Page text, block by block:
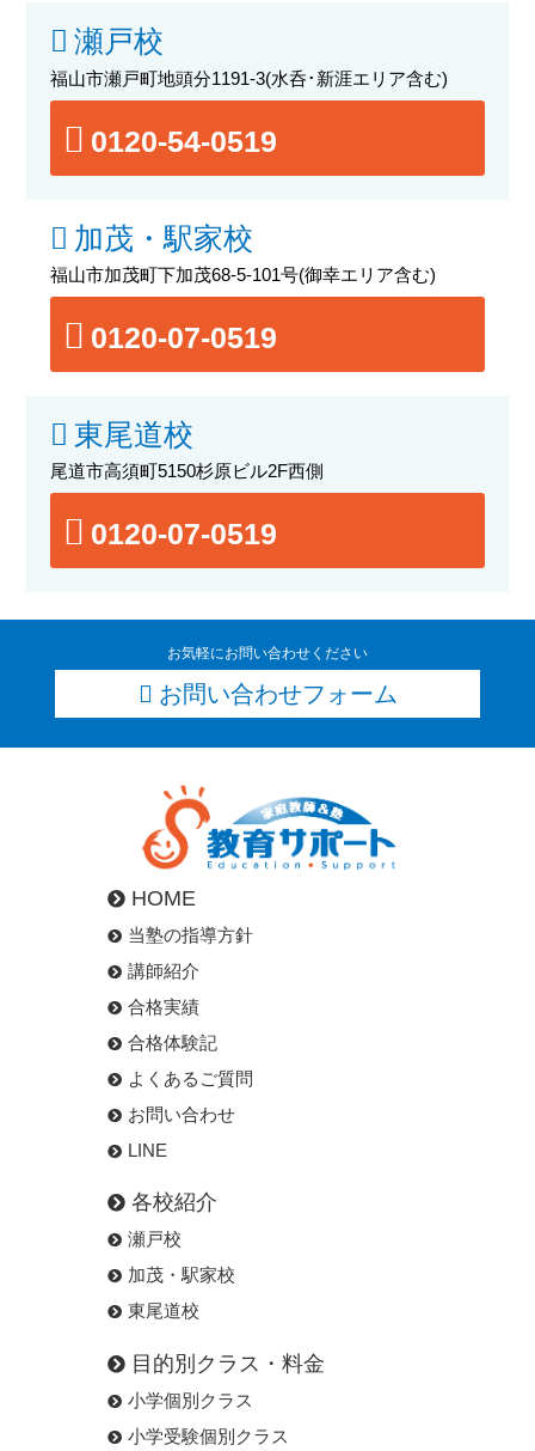
瀬戸校
福山市瀬戸町地頭分1191-3(水呑･新涯エリア含む)
0120-54-0519
加茂・駅家校
福山市加茂町下加茂68-5-101号(御幸エリア含む)
0120-07-0519
東尾道校
尾道市高須町5150杉原ビル2F西側
0120-07-0519
お気軽にお問い合わせください
お問い合わせフォーム
HOME
当塾の指導方針
講師紹介
合格実績
合格体験記
よくあるご質問
お問い合わせ
LINE
各校紹介
瀬戸校
加茂・駅家校
東尾道校
目的別クラス・料金
小学個別クラス
小学受験個別クラス